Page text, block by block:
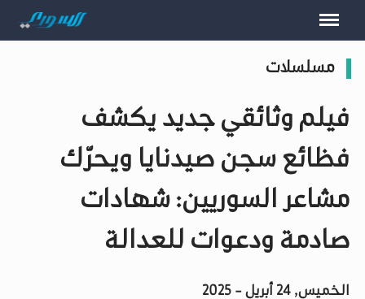
مسلسلات
فيلم وثائقي جديد يكشف
فظائع سجن صيدنايا ويحرّك
مشاعر السوريين: شهادات
صادمة ودعوات للعدالة
الخميس, 24 أبريل - 2025